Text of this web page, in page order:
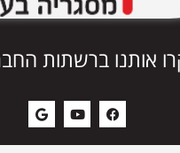
אותנו ברשתות